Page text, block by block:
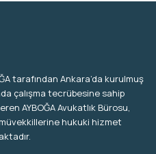
tarafından Ankara’da kurulmuş
çalışma tecrübesine sahip
AYBOĞA Avukatlık Bürosu,
hukuki hizmet